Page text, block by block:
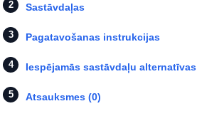
Sastāvdaļas
Pagatavošanas instrukcijas
Iespējamās sastāvdaļu alternatīvas
Atsauksmes (0)